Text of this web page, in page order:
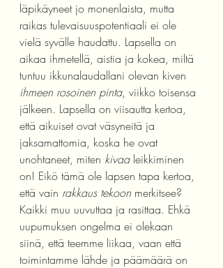
läpikäyneet jo monenlaista, mutta
raikas tulevaisuuspotentiaali ei ole
vielä syvälle haudattu. Lapsella on
aikaa ihmetellä, aistia ja kokea, miltä
tuntuu ikkunalaudallani olevan kiven
ihmeen rosoinen pinta, viikko toisensa
jälkeen. Lapsella on viisautta kertoa,
että aikuiset ovat väsyneitä ja
jaksamattomia, koska he ovat
unohtaneet, miten kivaa leikkiminen
on! Eikö tämä ole lapsen tapa kertoa,
että vain rakkaus tekoon merkitsee?
Kaikki muu uuvuttaa ja rasittaa. Ehkä
uupumuksen ongelma ei olekaan
siinä, että teemme liikaa, vaan että
toimintamme lähde ja päämäärä on